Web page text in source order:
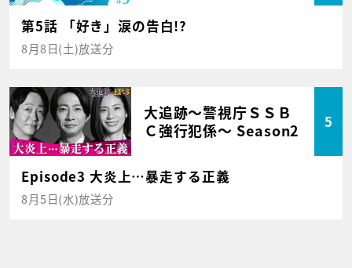
第5話 「好き」涙の告白!?
8月8日(土)放送分
大追跡～警視庁ＳＳＢ
Ｃ強行犯係～ Season2
5
Episode3 大炎上…暴走する正義
8月5日(水)放送分